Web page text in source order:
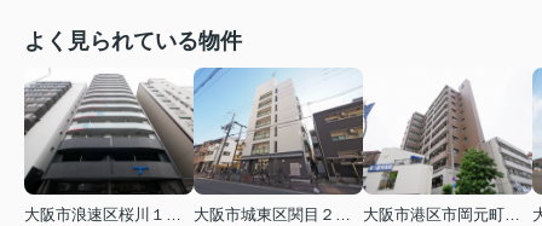
よく見られている物件